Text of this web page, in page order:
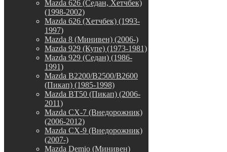
Mazda 626 (Седан, Хетчбек)
(1998-2002)
Mazda 626 (Хетчбек) (1993-
1997)
Mazda 8 (Минивен) (2006-)
Mazda 929 (Купе) (1973-1981)
Mazda 929 (Седан) (1986-
1991)
Mazda B2200/B2500/B2600
(Пикап) (1985-1998)
Mazda BT50 (Пикап) (2006-
2011)
Mazda CX-7 (Внедорожник)
(2006-2012)
Mazda CX-9 (Внедорожник)
(2007-)
Mazda Demio (Минивен)